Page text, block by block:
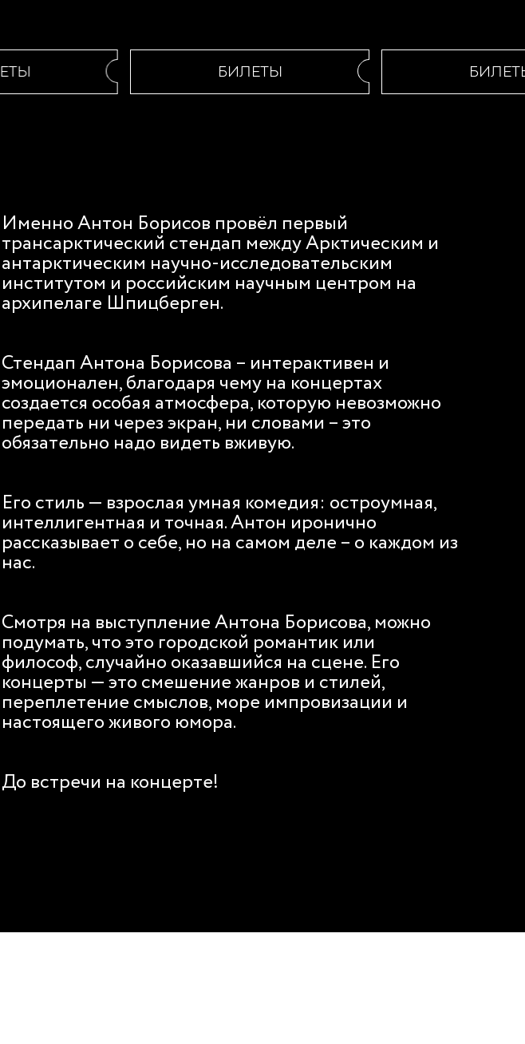
БИЛЕТЫ БИЛЕТЫ
Именно Антон Борисов провёл первый
трансарктический стендап между Арктическим и
антарктическим научно-исследовательским
институтом и российским научным центром на
архипелаге Шпицберген.
Стендап Антона Борисова – интерактивен и
эмоционален, благодаря чему на концертах
создается особая атмосфера, которую невозможно
передать ни через экран, ни словами – это
обязательно надо видеть вживую.
Его стиль — взрослая умная комедия: остроумная,
интеллигентная и точная. Антон иронично
рассказывает о себе, но на самом деле – о каждом из
нас.
Смотря на выступление Антона Борисова, можно
подумать, что это городской романтик или
философ, случайно оказавшийся на сцене. Его
концерты — это смешение жанров и стилей,
переплетение смыслов, море импровизации и
настоящего живого юмора.
До встречи на концерте!